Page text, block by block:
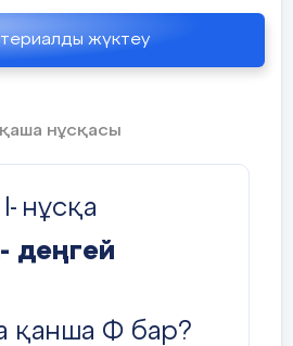
жүктеу
нұсқасы
I- нұсқа
деңгей
қанша Ф бар?